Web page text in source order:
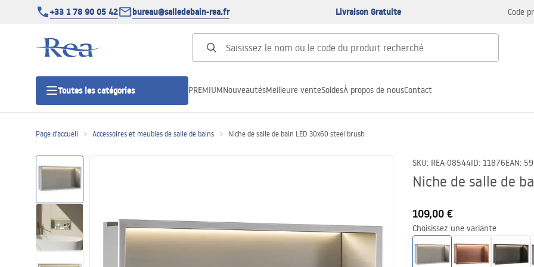
+33 1 78 90 05 42 bureau@salledebain-rea.fr Livraison Gratuite Code
Toutes les catégories
Portes de douche
Caniveaux de douche
PREMIUMNouveautésMeilleure venteSoldesÀ propos de nousContact
Page d'accueil Accessoires et meubles de salle de bains Niche de salle de bain LED 30x60 steel brush
SKU: REA-08544ID: 11876EAN:
Niche de salle de
109,00 €
Choisissez une variante